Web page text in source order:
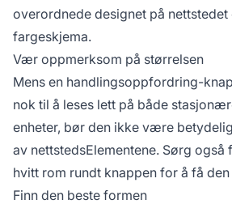
overordnede designet på
fargeskjema.
Vær oppmerksom på størrelsen
Mens en handlingsoppfordring-
nok til å leses lett på både
enheter, bør den ikke være
av nettstedsElementene. Sørg også
hvitt rom rundt knappen for å få
Finn den beste formen